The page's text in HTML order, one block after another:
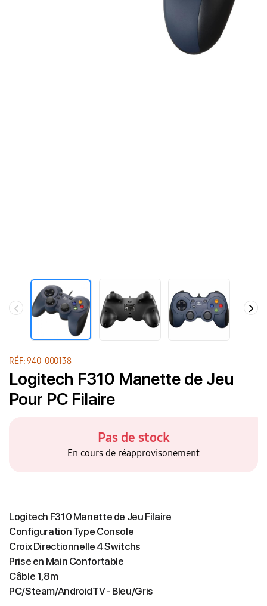
RÉF: 940-000138
Logitech F310 Manette de Jeu
Pour PC Filaire
Pas de stock
En cours de réapprovisonement
Logitech F310 Manette de Jeu Filaire
Configuration Type Console
Croix Directionnelle 4 Switchs
Prise en Main Confortable
Câble 1,8m
PC/Steam/AndroidTV - Bleu/Gris